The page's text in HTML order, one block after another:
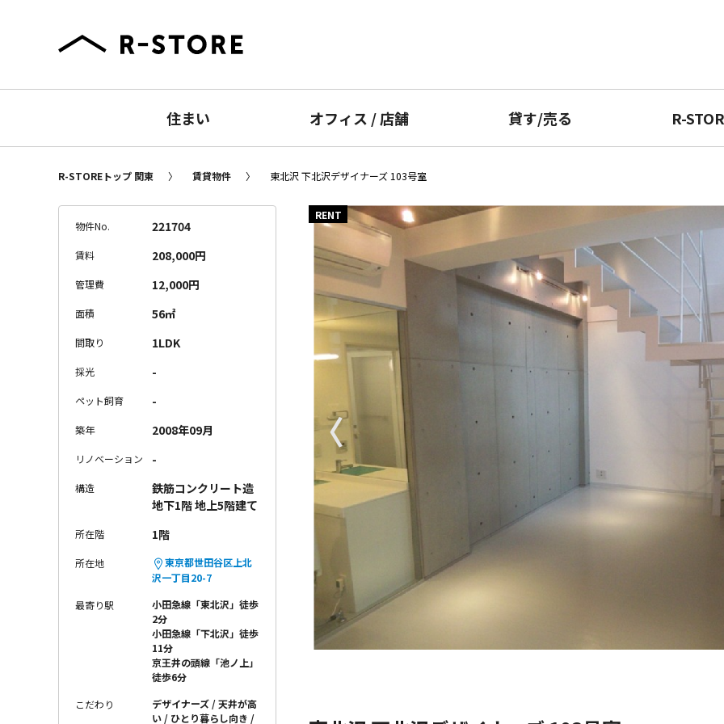
住まい オフィス /店舗 貸す/売る R-
R-STOREトップ 関東 賃貸物件 東北沢 下北沢デザイナーズ 103号室
〈
RENT
物件No. 221704
賃料 208,000円
管理費 12,000円
面積 56㎡
間取り 1LDK
採光 -
ペット飼育 -
築年 2008年09月
リノベーション -
構造
鉄筋コンクリート造
地下1階 地上5階建て
所在階 1階
所在地
東京都世田谷区上北
沢一丁目20-7
最寄り駅
小田急線「東北沢」徒歩
2分
小田急線「下北沢」徒歩
11分
京王井の頭線「池ノ上」
徒歩6分
こだわり デザイナーズ
天井が高
い
ひとり暮らし向き